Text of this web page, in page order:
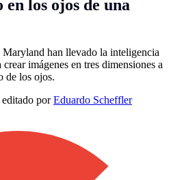
los ojos de una
han llevado la inteligencia
imágenes en tres dimensiones a
de los ojos.
editado porEduardo Scheffler